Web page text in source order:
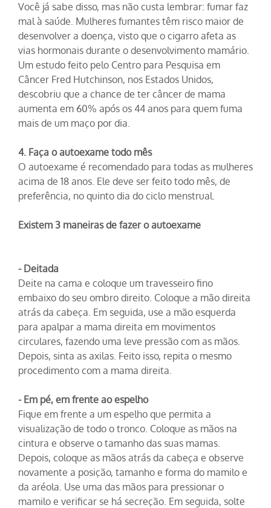
Você já sabe disso, mas não custa lembrar: fumar faz
mal à saúde. Mulheres fumantes têm risco maior de
desenvolver a doença, visto que o cigarro afeta as
vias hormonais durante o desenvolvimento mamário.
Um estudo feito pelo Centro para Pesquisa em
Câncer Fred Hutchinson, nos Estados Unidos,
descobriu que a chance de ter câncer de mama
aumenta em 60% após os 44 anos para quem fuma
mais de um maço por dia.
4. Faça o autoexame todo mês
O autoexame é recomendado para todas as mulheres
acima de 18 anos. Ele deve ser feito todo mês, de
preferência, no quinto dia do ciclo menstrual.
Existem 3 maneiras de fazer o autoexame
- Deitada
Deite na cama e coloque um travesseiro fino
embaixo do seu ombro direito. Coloque a mão direita
atrás da cabeça. Em seguida, use a mão esquerda
para apalpar a mama direita em movimentos
circulares, fazendo uma leve pressão com as mãos.
Depois, sinta as axilas. Feito isso, repita o mesmo
procedimento com a mama direita.
- Em pé, em frente ao espelho
Fique em frente a um espelho que permita a
visualização de todo o tronco. Coloque as mãos na
cintura e observe o tamanho das suas mamas.
Depois, coloque as mãos atrás da cabeça e observe
novamente a posição, tamanho e forma do mamilo e
da aréola. Use uma das mãos para pressionar o
mamilo e verificar se há secreção. Em seguida, solte